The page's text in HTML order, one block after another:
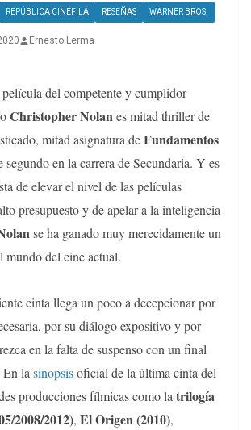
REPÚBLICA CINÉFILA RESEÑAS WARNER BROS.
Ernesto Lerma
del competente y cumplidor
Christopher Nolanes mitad thriller de
mitad asignatura deFundamentos
segundo en la carrera de Secundaria. Y es
de elevar el nivel de las películas
presupuesto y de apelar a la inteligencia
se ha ganado muy merecidamente un
mundo del cine actual.
cinta llega un poco a decepcionar por
por su diálogo expositivo y por
en la falta de suspenso con un final
la sinopsisoficial de la última cinta del
producciones fílmicas como la trilogía
2008/2012), El Origen (2010),